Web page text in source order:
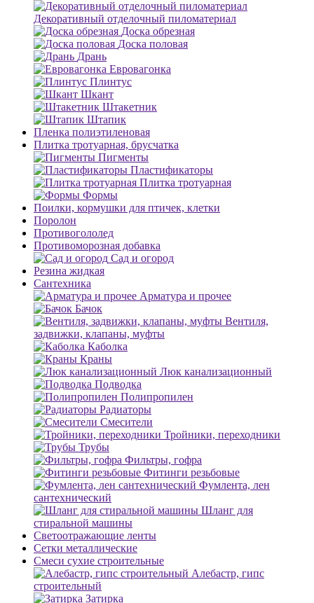
Декоративный отделочный пиломатериал
Доска обрезная
Доска половая
Дрань
Евровагонка
Плинтус
Шкант
Штакетник
Штапик
Пленка полиэтиленовая
Плитка тротуарная, брусчатка
Пигменты
Пластификаторы
Плитка тротуарная
Формы
Поилки, кормушки для птичек, клетки
Поролон
Противогололед
Противоморозная добавка
Сад и огород
Резина жидкая
Сантехника
Арматура и прочее
Бачок
Вентиля,
задвижки, клапаны, муфты
Каболка
Краны
Люк канализационный
Подводка
Полипропилен
Радиаторы
Смесители
Тройники, переходники
Трубы
Фильтры, гофра
Фитинги резьбовые
Фумлента, лен
сантехнический
Шланг для
стиральной машины
Светоотражающие ленты
Сетки металлические
Смеси сухие строительные
Алебастр, гипс
строительный
Затирка